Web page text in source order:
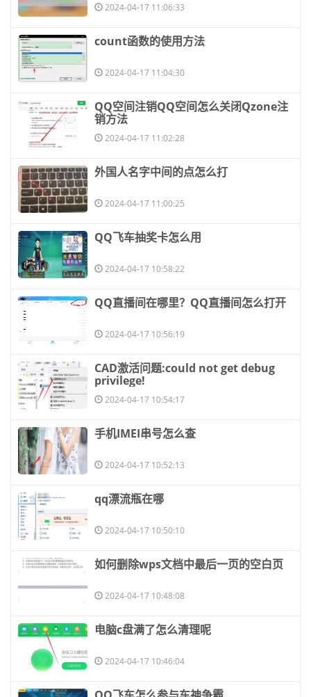
2024-04-17 11:06:33
​count函数的使用方法
2024-04-17 11:04:30
​QQ空间注销QQ空间怎么关闭Qzone注
销方法
2024-04-17 11:02:28
​外国人名字中间的点怎么打
2024-04-17 11:00:25
​QQ飞车抽奖卡怎么用
2024-04-17 10:58:22
​QQ直播间在哪里？QQ直播间怎么打开
2024-04-17 10:56:19
​CAD激活问题:could not get debug
privilege!
2024-04-17 10:54:17
​手机IMEI串号怎么查
2024-04-17 10:52:13
​qq漂流瓶在哪
2024-04-17 10:50:10
​如何删除wps文档中最后一页的空白页
2024-04-17 10:48:08
​电脑c盘满了怎么清理呢
2024-04-17 10:46:04